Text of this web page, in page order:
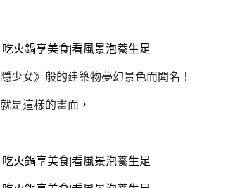
少女》般的建築物夢幻景色而聞名！
就是這樣的畫面，